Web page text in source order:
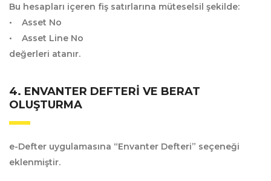
Bu hesapları içeren fiş satırlarına müteselsil şekilde:
• Asset No
• Asset Line No
değerleri atanır.
4. ENVANTER DEFTERI VE BERAT
OLUŞTURMA
e-Defter uygulamasına “Envanter Defteri” seçeneği
eklenmiştir.